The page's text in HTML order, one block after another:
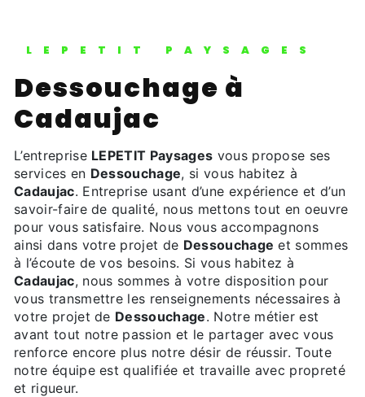
LEPETIT PAYSAGES
Dessouchage à
Cadaujac
L’entreprise LEPETIT Paysages vous propose ses
services en Dessouchage, si vous habitez à
Cadaujac. Entreprise usant d’une expérience et d’un
savoir-faire de qualité, nous mettons tout en oeuvre
pour vous satisfaire. Nous vous accompagnons
ainsi dans votre projet de Dessouchage et sommes
à l’écoute de vos besoins. Si vous habitez à
Cadaujac, nous sommes à votre disposition pour
vous transmettre les renseignements nécessaires à
votre projet de Dessouchage. Notre métier est
avant tout notre passion et le partager avec vous
renforce encore plus notre désir de réussir. Toute
notre équipe est qualifiée et travaille avec propreté
et rigueur.